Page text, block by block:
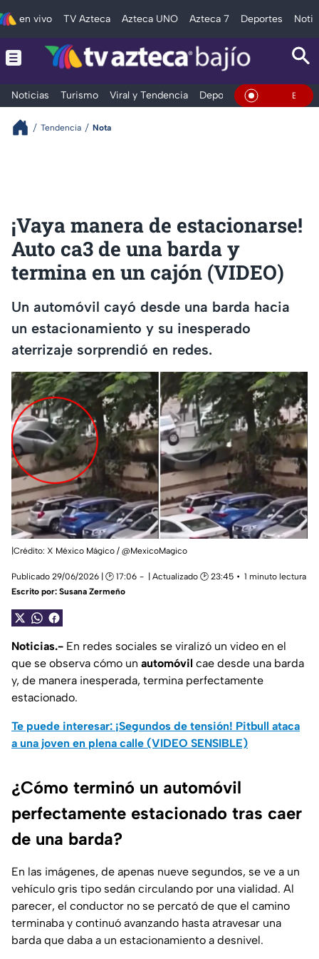
en vivo TV Azteca Azteca UNO Azteca 7 Deportes
Noticias Turismo Viral y Tendencia Deportes Espectáculos
En Vivo
Tendencia Nota
¡Vaya manera de estacionarse!
Auto ca3 de una barda y
termina en un cajón (VIDEO)
Un automóvil cayó desde una barda hacia
un estacionamiento y su inesperado
aterrizaje sorprendió en redes.
|Crédito: X México Mágico / @MexicoMagico
Publicado 29/06/2026 | 🕑 17:06 | Actualizado 🕑 23:45
1 minuto lectura
Escrito por: Susana Zermeño
Noticias.- En redes sociales se viralizó un video en el
que se observa cómo un automóvil cae desde una barda
y, de manera inesperada, termina perfectamente
estacionado.
Te puede interesar: ¡Segundos de tensión! Pitbull ataca
a una joven en plena calle (VIDEO SENSIBLE)
¿Cómo terminó un automóvil
perfectamente estacionado tras caer
de una barda?
En las imágenes, de apenas nueve segundos, se ve a un
vehículo gris tipo sedán circulando por una vialidad. Al
parecer, el conductor no se percató de que el camino
terminaba y continuó avanzando hasta atravesar una
barda que daba a un estacionamiento a desnivel.